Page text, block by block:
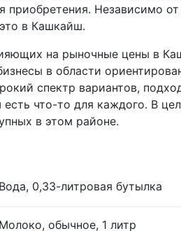
приобретения. Независимо
в Кашкайш.
на рыночные цены в
в области
спектр вариантов,
есть что-то для каждого. В
в этом районе.
Вода, 0,33-литровая бутылка
Молоко, обычное, 1 литр